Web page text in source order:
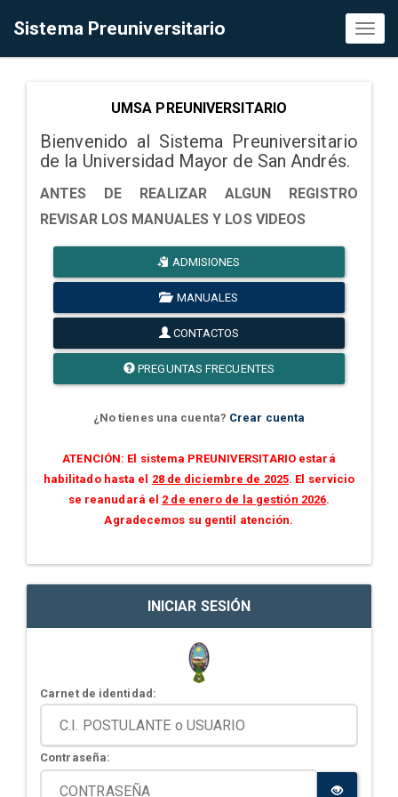
Sistema Preuniversitario
UMSA PREUNIVERSITARIO
Bienvenido al Sistema Preuniversitario
de la Universidad Mayor de San Andrés.
ANTES DE REALIZAR ALGUN REGISTRO
REVISAR LOS MANUALES Y LOS VIDEOS
ADMISIONES
MANUALES
CONTACTOS
PREGUNTAS FRECUENTES
¿No tienes una cuenta? Crear cuenta
ATENCIÓN: El sistema PREUNIVERSITARIO estará
habilitado hasta el 28 de diciembre de 2025. El servicio
se reanudará el 2 de enero de la gestión 2026.
Agradecemos su gentil atención.
INICIAR SESIÓN
Carnet de identidad:
Contraseña: